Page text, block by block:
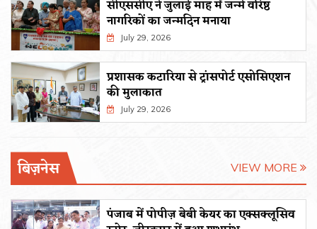
सीएससीए ने जुलाई माह में जन्मे वरिष्ठ
नागरिकों का जन्मदिन मनाया
July 29, 2026
प्रशासक कटारिया से ट्रांसपोर्ट एसोसिएशन
की मुलाकात
July 29, 2026
बिज़नेस VIEW MORE
पंजाब में पोपीज़ बेबी केयर का एक्सक्लूसिव